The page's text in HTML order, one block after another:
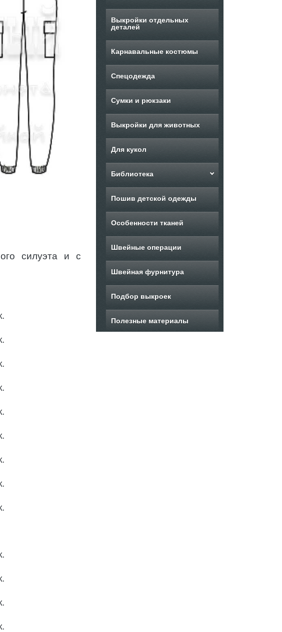
силуэта и с
Выкройки отдельных
деталей
Карнавальные костюмы
Спецодежда
Сумки и рюкзаки
Выкройки для животных
Для кукол
Библиотека
Пошив детской одежды
Особенности тканей
Швейные операции
Швейная фурнитура
Подбор выкроек
Полезные материалы